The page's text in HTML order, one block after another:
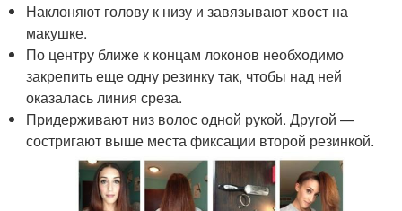
Наклоняют голову к низу и завязывают хвост на
макушке.
По центру ближе к концам локонов необходимо
закрепить еще одну резинку так, чтобы над ней
оказалась линия среза.
Придерживают низ волос одной рукой. Другой —
состригают выше места фиксации второй резинкой.